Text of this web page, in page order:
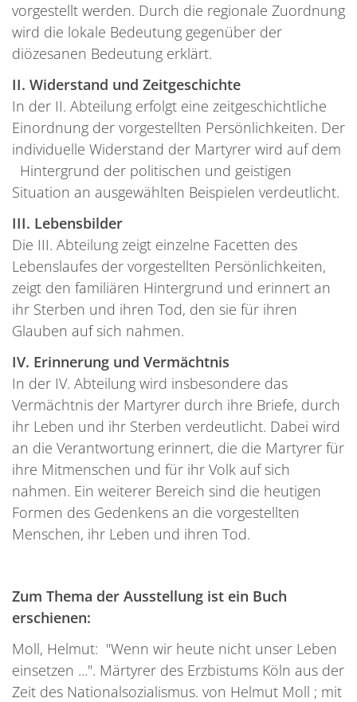
vorgestellt werden. Durch die regionale Zuordnung
wird die lokale Bedeutung gegenüber der
diözesanen Bedeutung erklärt.
II. Widerstand und Zeitgeschichte
In der II. Abteilung erfolgt eine zeitgeschichtliche
Einordnung der vorgestellten Persönlichkeiten. Der
individuelle Widerstand der Martyrer wird auf dem
Hintergrund der politischen und geistigen
Situation an ausgewählten Beispielen verdeutlicht.
III. Lebensbilder
Die III. Abteilung zeigt einzelne Facetten des
Lebenslaufes der vorgestellten Persönlichkeiten,
zeigt den familiären Hintergrund und erinnert an
ihr Sterben und ihren Tod, den sie für ihren
Glauben auf sich nahmen.
IV. Erinnerung und Vermächtnis
In der IV. Abteilung wird insbesondere das
Vermächtnis der Martyrer durch ihre Briefe, durch
ihr Leben und ihr Sterben verdeutlicht. Dabei wird
an die Verantwortung erinnert, die die Martyrer für
ihre Mitmenschen und für ihr Volk auf sich
nahmen. Ein weiterer Bereich sind die heutigen
Formen des Gedenkens an die vorgestellten
Menschen, ihr Leben und ihren Tod.
Zum Thema der Ausstellung ist ein Buch
erschienen:
Moll, Helmut: "Wenn wir heute nicht unser Leben
einsetzen ...". Märtyrer des Erzbistums Köln aus der
Zeit des Nationalsozialismus. von Helmut Moll ; mit